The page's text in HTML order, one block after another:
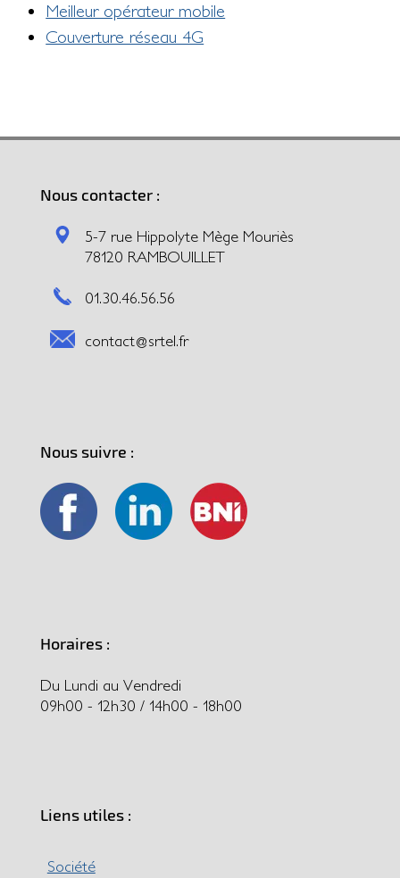
Meilleur opérateur mobile
Couverture réseau 4G
Nous contacter :
5-7 rue Hippolyte Mège Mouriès
78120 RAMBOUILLET
01.30.46.56.56
contact@srtel.fr
Nous suivre :
Horaires :
Du Lundi au Vendredi
09h00 - 12h30 / 14h00 - 18h00
Liens utiles :
Société